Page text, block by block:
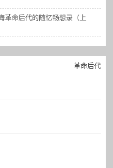
命后代的随忆畅想录（上
革命后代